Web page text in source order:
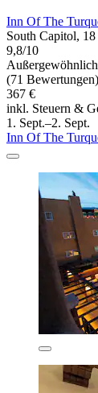
Inn Of The
South Capitol,
9,8/10
Außergewöhnlich
(71 Bewertungen)
367 €
inkl. Steuern &
1. Sept.–2. Sept.
Inn Of The